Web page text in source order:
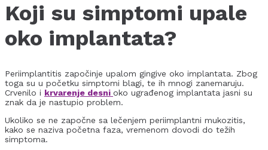
Koji su simptomi upale
oko implantata?
Periimplantitis započinje upalom gingive oko implantata. Zbog
toga su u početku simptomi blagi, te ih mnogi zanemaruju.
Crvenilo i krvarenje desni oko ugrađenog implantata jasni su
znak da je nastupio problem.
Ukoliko se ne započne sa lečenjem periimplantni mukozitis,
kako se naziva početna faza, vremenom dovodi do težih
simptoma.